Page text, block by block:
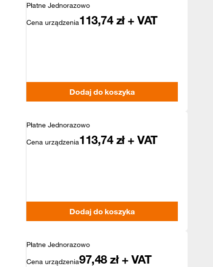
Płatne Jednorazowo
Cena urządzenia113,74 zł + VAT
Dodaj do koszyka
Płatne Jednorazowo
Cena urządzenia113,74 zł + VAT
Dodaj do koszyka
Płatne Jednorazowo
Cena urządzenia97,48 zł + VAT